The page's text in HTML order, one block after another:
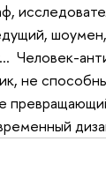
Человек-
не